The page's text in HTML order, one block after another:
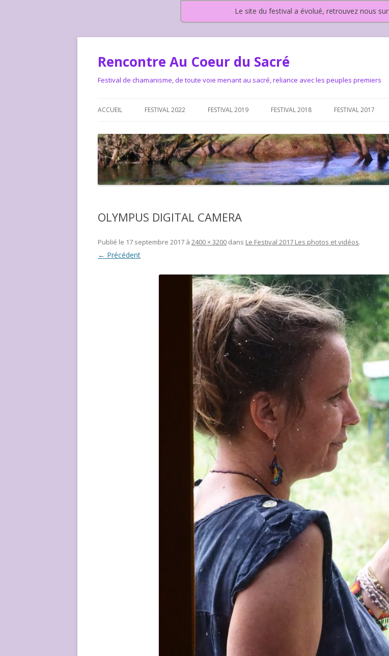
Le site du festival a évolué, retrouvez nous sur
Rencontre Au Coeur du Sacré
Festival de chamanisme, de toute voie menant au sacré, reliance avec les peuples premiers
ACCUEIL
LA CHARTE DU FESTIVAL
LE FESTIVAL DEPUIS 2015 – QUI
SOMMES-NOUS ?
LE FESTIVAL DEPUIS 2015…OU
ALLONS-NOUS ?
COMMENT FONCTIONNONS
FESTIVAL 2022 FESTIVAL 2019 FESTIVAL 2018 FESTIVAL 2017
OLYMPUS DIGITAL CAMERA
Publié le 17 septembre 2017 à 2400 × 3200 dans Le Festival 2017 Les photos et vidéos.
← Précédent